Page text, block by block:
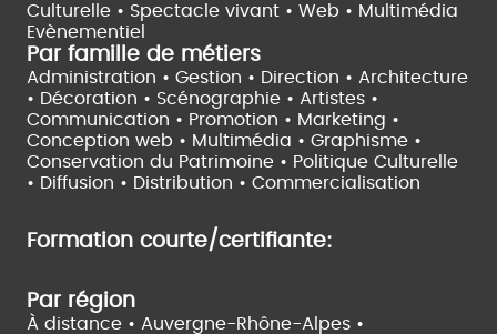
Culturelle • Spectacle vivant • Web • Multimédia
Evènementiel
Par famille de métiers
Administration • Gestion • Direction • Architecture
• Décoration • Scénographie • Artistes •
Communication • Promotion • Marketing •
Conception web • Multimédia • Graphisme •
Conservation du Patrimoine • Politique Culturelle
• Diffusion • Distribution • Commercialisation
Formation courte/certifiante:
Par région
À distance • Auvergne-Rhône-Alpes •